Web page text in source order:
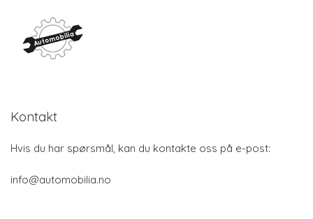
Kontakt
Hvis du har spørsmål, kan du kontakte oss på e-post:
info@automobilia.no